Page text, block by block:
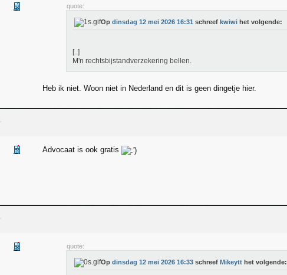
quote:
Op dinsdag 12 mei 2026 16:31 schreef kwiwi het volgende:
[..]
M'n rechtsbijstandverzekering bellen.
Heb ik niet. Woon niet in Nederland en dit is geen dingetje hier.
Advocaat is ook gratis
quote:
Op dinsdag 12 mei 2026 16:33 schreef Mikeytt het volgende: